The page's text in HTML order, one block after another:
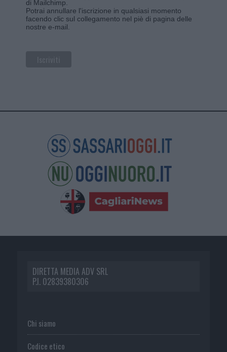
di Mailchimp
Potrai annullare l'iscrizione in qualsiasi momento
facendo clic sul collegamento nel piè di pagina delle
nostre e-mail.
DIRETTA MEDIA ADV SRL
P.I. 02839380306
Chi siamo
Codice etico